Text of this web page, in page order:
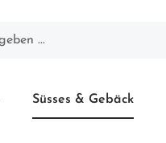
Süsses & Gebäck